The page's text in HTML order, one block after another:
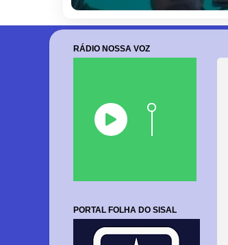
RÁDIO NOSSA VOZ
PORTAL FOLHA DO SISAL